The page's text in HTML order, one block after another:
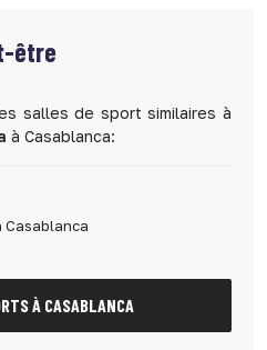
être
salles de sport similaires à
à Casablanca:
À CASABLANCA